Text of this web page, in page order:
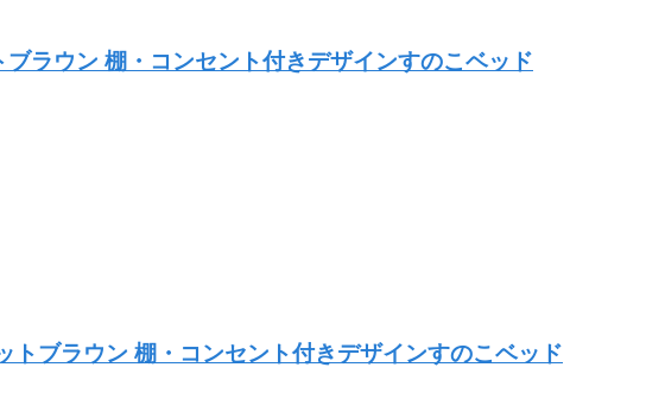
ラウン 棚・コンセント付きデザインすのこベッド
ブラウン 棚・コンセント付きデザインすのこベッド